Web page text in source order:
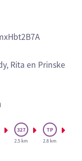
Rita en Prinske
2.5 km 2.8 km